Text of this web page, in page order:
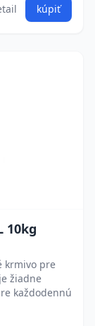
kúpiť
10kg
krmivo pre
žiadne
každodennú